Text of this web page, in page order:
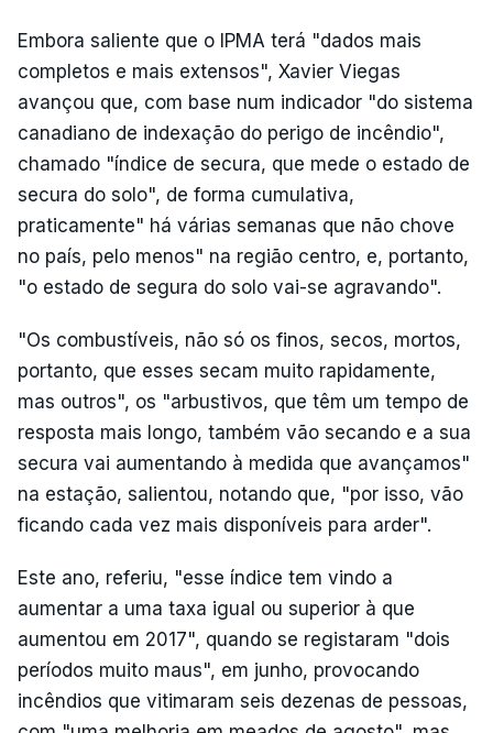
Embora saliente que o IPMA terá "dados mais
completos e mais extensos", Xavier Viegas
avançou que, com base num indicador "do sistema
canadiano de indexação do perigo de incêndio",
chamado "índice de secura, que mede o estado de
secura do solo", de forma cumulativa,
praticamente" há várias semanas que não chove
no país, pelo menos" na região centro, e, portanto,
"o estado de segura do solo vai-se agravando".
"Os combustíveis, não só os finos, secos, mortos,
portanto, que esses secam muito rapidamente,
mas outros", os "arbustivos, que têm um tempo de
resposta mais longo, também vão secando e a sua
secura vai aumentando à medida que avançamos"
na estação, salientou, notando que, "por isso, vão
ficando cada vez mais disponíveis para arder".
Este ano, referiu, "esse índice tem vindo a
aumentar a uma taxa igual ou superior à que
aumentou em 2017", quando se registaram "dois
períodos muito maus", em junho, provocando
incêndios que vitimaram seis dezenas de pessoas,